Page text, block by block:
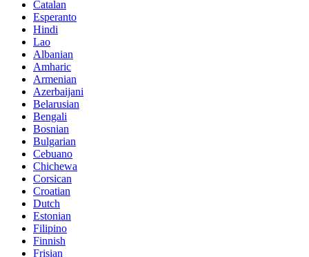
Catalan
Esperanto
Hindi
Lao
Albanian
Amharic
Armenian
Azerbaijani
Belarusian
Bengali
Bosnian
Bulgarian
Cebuano
Chichewa
Corsican
Croatian
Dutch
Estonian
Filipino
Finnish
Frisian